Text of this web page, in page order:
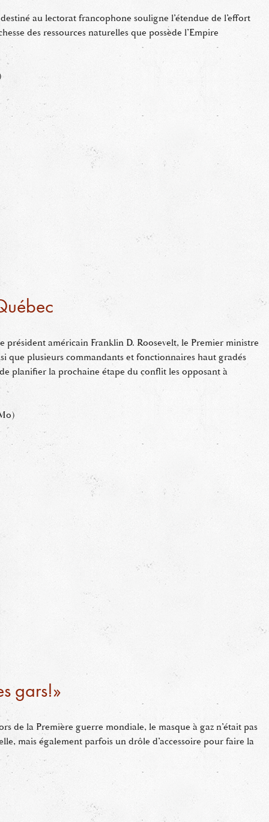
au lectorat francophone souligne l’étendue de l’effort
des ressources naturelles que possède l’Empire
président américain Franklin D. Roosevelt, le Premier ministre
que plusieurs commandants et fonctionnaires haut gradés
planifier la prochaine étape du conflit les opposant à
gars!»
de la Première guerre mondiale, le masque à gaz n’était pas
mais également parfois un drôle d’accessoire pour faire la